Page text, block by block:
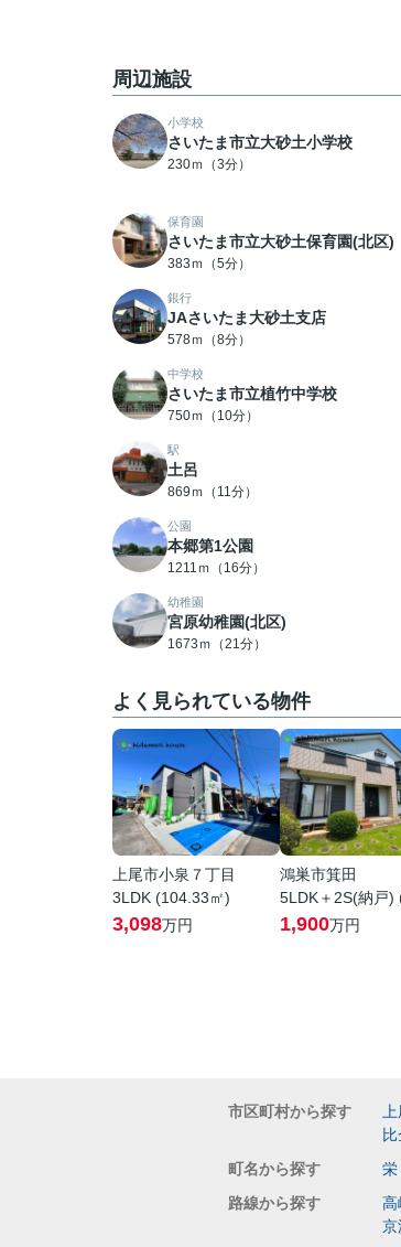
周辺施設
小学校
さいたま市立大砂土小学校
230ｍ（3分）
保育園
さいたま市立大砂土保育園(北区)
383ｍ（5分）
銀行
JAさいたま大砂土支店
578ｍ（8分）
中学校
さいたま市立植竹中学校
750ｍ（10分）
駅
土呂
869ｍ（11分）
公園
本郷第1公園
1211ｍ（16分）
幼稚園
宮原幼稚園(北区)
1673ｍ（21分）
よく見られている物件
上尾市小泉７丁目
3LDK (104.33㎡)
3,098万円
鴻巣市箕田
5LDK＋2S(納戸)
1,900万円
市区町村から探す
町名から探す
栄
路線から探す
高
京